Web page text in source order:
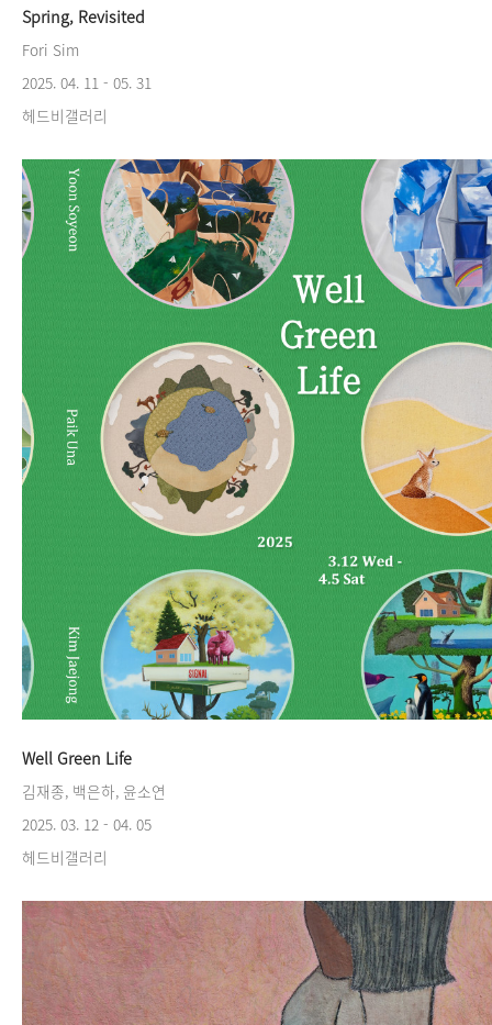
Spring, Revisited
Fori Sim
2025. 04. 11 - 05. 31
헤드비갤러리
Well Green Life
김재종, 백은하, 윤소연
2025. 03. 12 - 04. 05
헤드비갤러리